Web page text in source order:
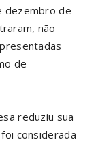
dezembro de
não
de
reduziu sua
considerada